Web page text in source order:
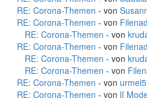
RE: Corona-Themen - von
RE: Corona-Themen - von
RE: Corona-Themen - von
RE: Corona-Themen - von
RE: Corona-Themen - von
RE: Corona-Themen - von
RE: Corona-Themen - von
RE: Corona-Themen - von lI